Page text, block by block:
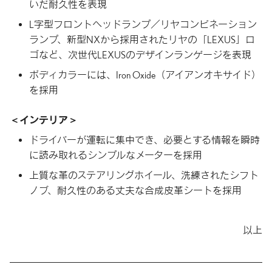
いだ耐久性を表現
L字型フロントヘッドランプ／リヤコンビネーション
ランプ、新型NXから採用されたリヤの「LEXUS」ロ
ゴなど、次世代LEXUSのデザインランゲージを表現
ボディカラーには、Iron Oxide（アイアンオキサイド）
を採用
インテリア
ドライバーが運転に集中でき、必要とする情報を瞬時
に読み取れるシンプルなメーターを採用
上質な革のステアリングホイール、洗練されたシフト
ノブ、耐久性のある丈夫な合成皮革シートを採用
以上